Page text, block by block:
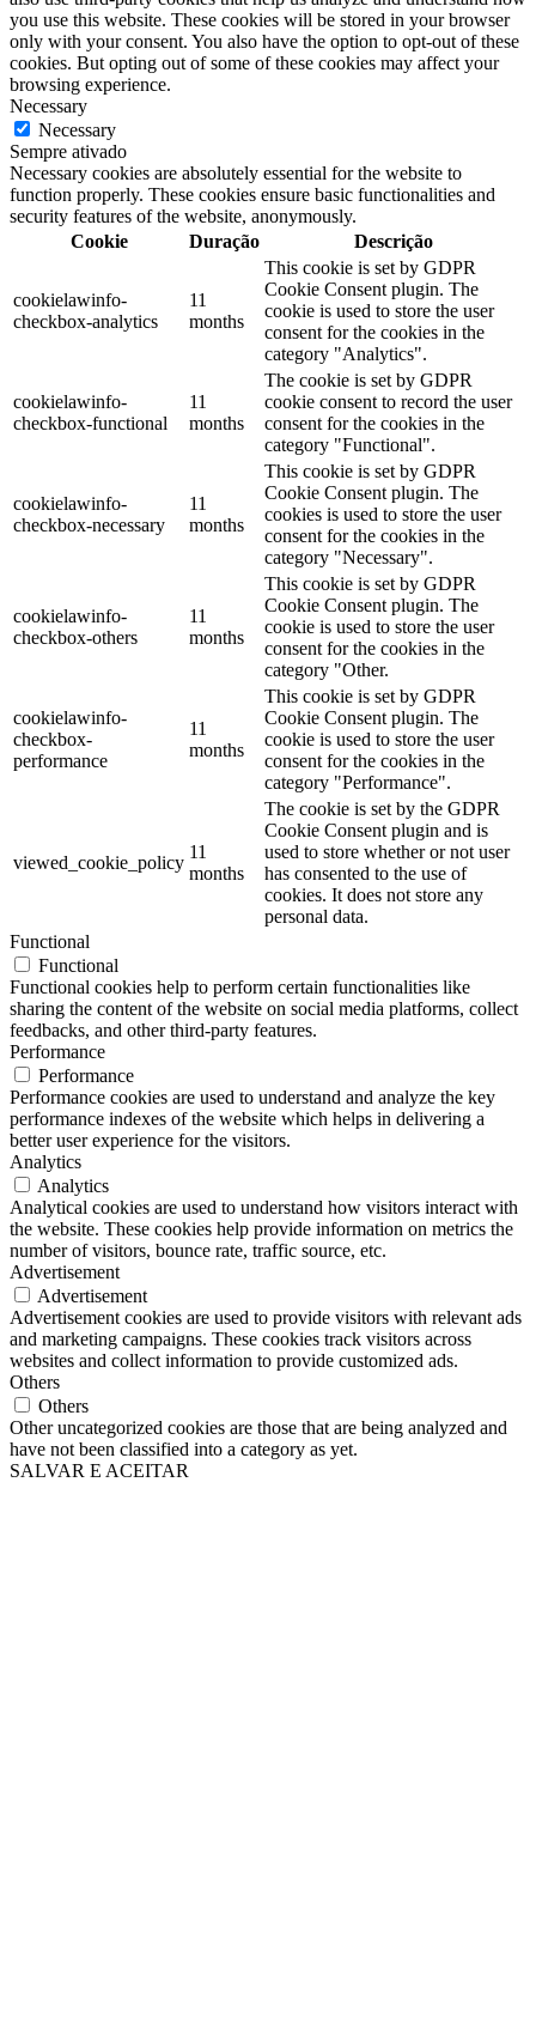
you use this website. These cookies will be stored in your browser
only with your consent. You also have the option to opt-out of these
cookies. But opting out of some of these cookies may affect your
browsing experience.
Necessary
Necessary
Sempre ativado
Necessary cookies are absolutely essential for the website to
function properly. These cookies ensure basic functionalities and
security features of the website, anonymously.
Cookie
Duração Descrição
cookielawinfo-
checkbox-analytics
11
months
This cookie is set by GDPR
Cookie Consent plugin. The
cookie is used to store the user
consent for the cookies in the
category "Analytics".
cookielawinfo-
checkbox-functional
11
months
The cookie is set by GDPR
cookie consent to record the user
consent for the cookies in the
category "Functional".
cookielawinfo-
checkbox-necessary
11
months
This cookie is set by GDPR
Cookie Consent plugin. The
cookies is used to store the user
consent for the cookies in the
category "Necessary".
cookielawinfo-
checkbox-others
11
months
This cookie is set by GDPR
Cookie Consent plugin. The
cookie is used to store the user
consent for the cookies in the
category "Other.
cookielawinfo-
checkbox-
performance
11
months
This cookie is set by GDPR
Cookie Consent plugin. The
cookie is used to store the user
consent for the cookies in the
category "Performance".
viewed_cookie_policy
11
months
The cookie is set by the GDPR
Cookie Consent plugin and is
used to store whether or not user
has consented to the use of
cookies. It does not store any
personal data.
Functional
Functional
Functional cookies help to perform certain functionalities like
sharing the content of the website on social media platforms, collect
feedbacks, and other third-party features.
Performance
Performance
Performance cookies are used to understand and analyze the key
performance indexes of the website which helps in delivering a
better user experience for the visitors.
Analytics
Analytics
Analytical cookies are used to understand how visitors interact with
the website. These cookies help provide information on metrics the
number of visitors, bounce rate, traffic source, etc.
Advertisement
Advertisement
Advertisement cookies are used to provide visitors with relevant ads
and marketing campaigns. These cookies track visitors across
websites and collect information to provide customized ads.
Others
Others
Other uncategorized cookies are those that are being analyzed and
have not been classified into a category as yet.
SALVAR E ACEITAR